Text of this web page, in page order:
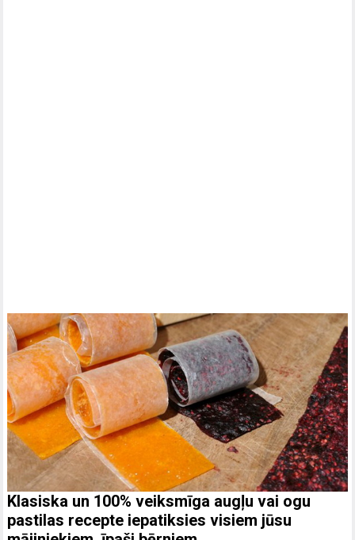
Klasiska un 100% veiksmīga augļu vai ogu
pastilas recepte iepatiksies visiem jūsu